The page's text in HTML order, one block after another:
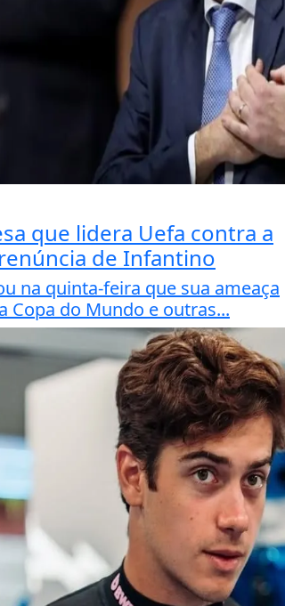
que lidera Uefa contra a
de Infantino
na quinta-feira que sua ameaça
Copa do Mundo e outras...